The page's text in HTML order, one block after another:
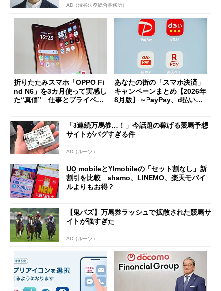
AD（渋谷法務総合事務所）
折りたたみスマホ「OPPO Fi
nd N6」を3カ月使って実感し
た“真価” 仕事とプライベー
あなたの街の「スマホ決済」
キャンペーンまとめ【2026年
8月版】～PayPay、d払い、a
「3連続万馬券…！」今話題の稼げる競馬予想
サイトがバグすぎる件
AD（ルーツ）
UQ mobileとY!mobileの「セット割なし」新
割引を比較 ahamo、LINEMO、楽天モバイ
ルよりもお得？
【鬼バズ】万馬券ラッシュで拡散された競馬サ
イトが強すぎた
AD（ルーツ）